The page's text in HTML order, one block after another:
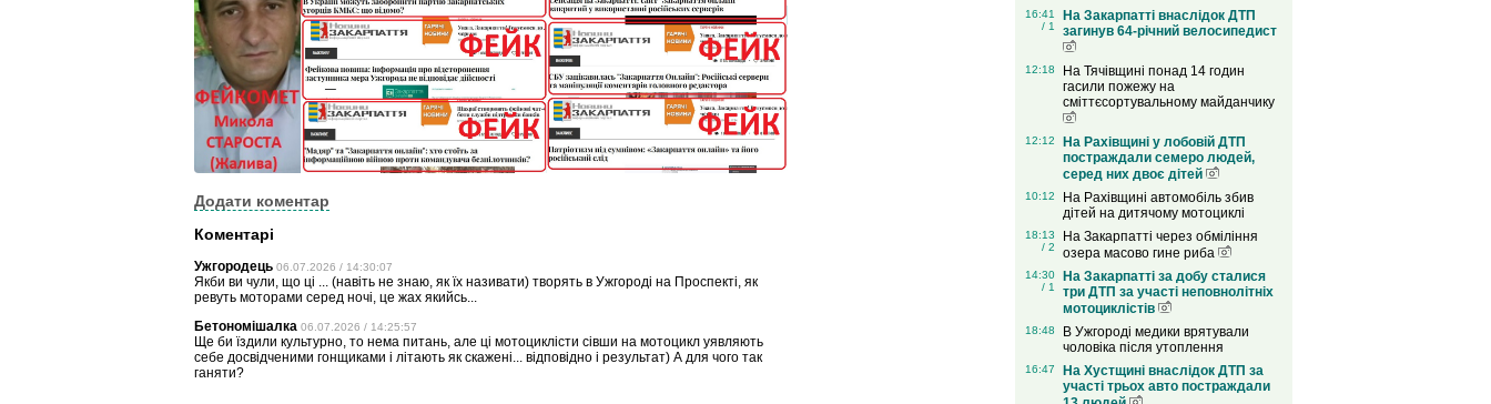
Додати коментар
Коментарі
Ужгородець 06.07.2026 / 14:30:07
Якби ви чули, що ці ... (навіть не знаю, як їх називати) творять в Ужгороді на Проспекті, як
ревуть моторами серед ночі, це жах якийсь...
Бетономішалка 06.07.2026 / 14:25:57
Ще би їздили культурно, то нема питань, але ці мотоциклісти сівши на мотоцикл уявляють
себе досвідченими гонщиками і літають як скажені... відповідно і результат) А для чого так
ганяти?
16:41
/ 1
На Закарпатті внаслідок ДТП
загинув 64-річний велосипедист
12:18
На Тячівщині понад 14 годин
гасили пожежу на
сміттєсортувальному майданчику
12:12
На Рахівщині у лобовій ДТП
постраждали семеро людей,
серед них двоє дітей
10:12
На Рахівщині автомобіль збив
дітей на дитячому мотоциклі
18:13
/ 2
На Закарпатті через обміління
озера масово гине риба
14:30
/ 1
На Закарпатті за добу сталися
три ДТП за участі неповнолітніх
мотоциклістів
18:48
В Ужгороді медики врятували
чоловіка після утоплення
16:47
На Хустщині внаслідок ДТП за
участі трьох авто постраждали